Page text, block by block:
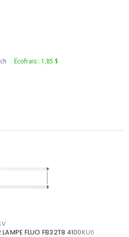
Écofrais : 1,85 $
FLUO FB32T8 4100KU6